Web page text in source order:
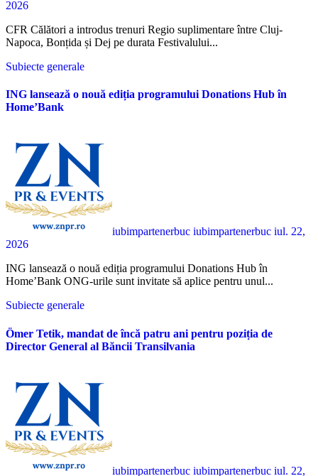
2026
CFR Călători a introdus trenuri Regio suplimentare între Cluj-
Napoca, Bonțida și Dej pe durata Festivalului...
Subiecte generale
ING lansează o nouă ediția programului Donations Hub în
Home’Bank
iubimpartenerbuc iubimpartenerbuc iul. 22,
2026
ING lansează o nouă ediția programului Donations Hub în
Home’Bank ONG-urile sunt invitate să aplice pentru unul...
Subiecte generale
Ömer Tetik, mandat de încă patru ani pentru poziția de
Director General al Băncii Transilvania
iubimpartenerbuc iubimpartenerbuc iul. 22,